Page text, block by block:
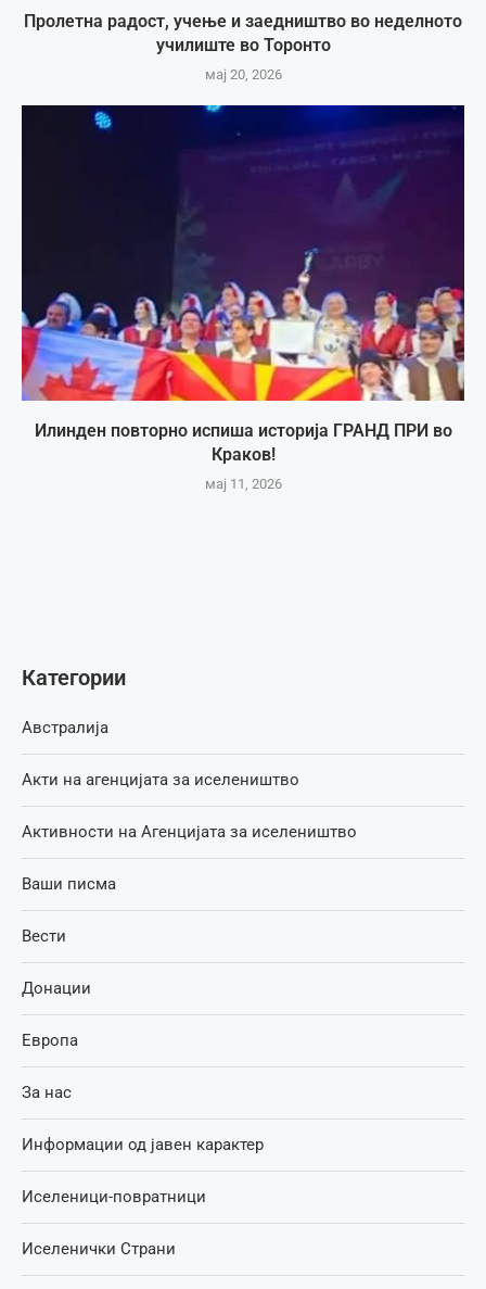
Пролетна радост, учење и заедништво во неделното
училиште во Торонто
мај 20, 2026
Илинден повторно испиша историја ГРАНД ПРИ во
Краков!
мај 11, 2026
Категории
Австралија
Акти на агенцијата за иселеништво
Активности на Агенцијата за иселеништво
Ваши писма
Вести
Донации
Европа
За нас
Информации од јавен карактер
Иселеници-повратници
Иселенички Страни